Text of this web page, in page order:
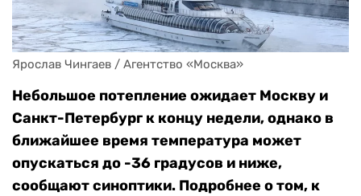
Ярослав Чингаев / Агентство «Москва»
Небольшое потепление ожидает Москву и
Санкт-Петербург к концу недели, однако в
ближайшее время температура может
опускаться до -36 градусов и ниже,
сообщают синоптики. Подробнее о том, к